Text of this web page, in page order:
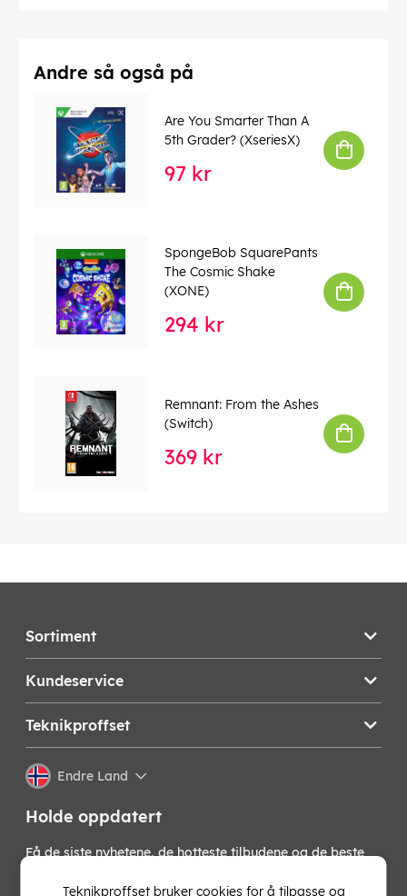
Andre så også på
Are You Smarter Than A
5th Grader? (XseriesX)
97 kr
SpongeBob SquarePants
The Cosmic Shake
(XONE)
294 kr
Remnant: From the Ashes
(Switch)
369 kr
Sortiment
Kundeservice
Teknikproffset
Endre Land
Holde oppdatert
Få de siste nyhetene, de hotteste tilbudene og de beste
nyhetsbrev!
Teknikproffset bruker cookies for å tilpasse og